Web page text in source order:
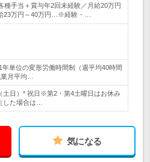
種手当＋賞与年2回未経験／月給20万円
23万円～40万円…※経験・…
単位の変形労働時間制（週平均40時間
月平均…
土日）* 祝日※第2・第4土曜日はお休み
た場合は…
気になる